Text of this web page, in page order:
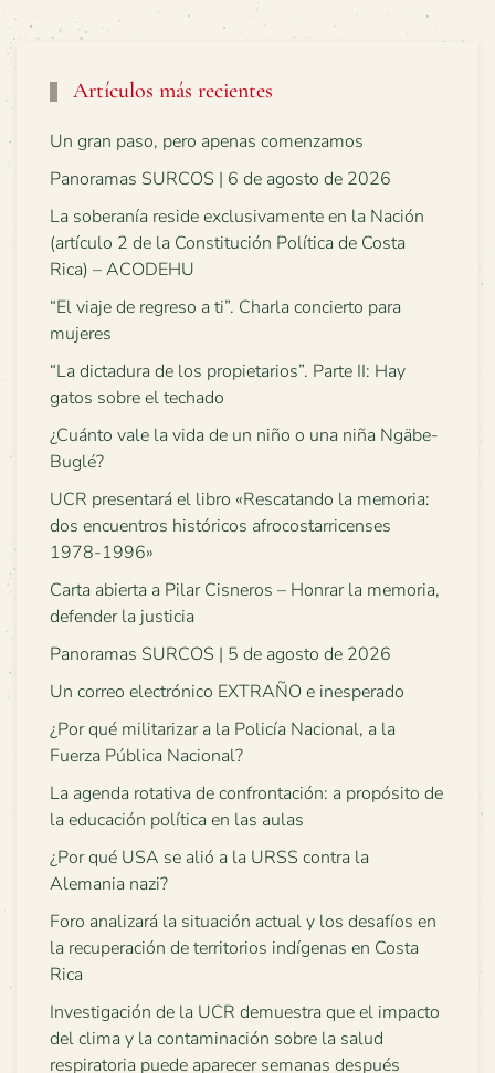
Artículos más recientes
Un gran paso, pero apenas comenzamos
Panoramas SURCOS | 6 de agosto de 2026
La soberanía reside exclusivamente en la Nación
(artículo 2 de la Constitución Política de Costa
Rica) – ACODEHU
“El viaje de regreso a ti”. Charla concierto para
mujeres
“La dictadura de los propietarios”. Parte II: Hay
gatos sobre el techado
¿Cuánto vale la vida de un niño o una niña Ngäbe-
Buglé?
UCR presentará el libro «Rescatando la memoria:
dos encuentros históricos afrocostarricenses
1978-1996»
Carta abierta a Pilar Cisneros – Honrar la memoria,
defender la justicia
Panoramas SURCOS | 5 de agosto de 2026
Un correo electrónico EXTRAÑO e inesperado
¿Por qué militarizar a la Policía Nacional, a la
Fuerza Pública Nacional?
La agenda rotativa de confrontación: a propósito de
la educación política en las aulas
¿Por qué USA se alió a la URSS contra la
Alemania nazi?
Foro analizará la situación actual y los desafíos en
la recuperación de territorios indígenas en Costa
Rica
Investigación de la UCR demuestra que el impacto
del clima y la contaminación sobre la salud
respiratoria puede aparecer semanas después